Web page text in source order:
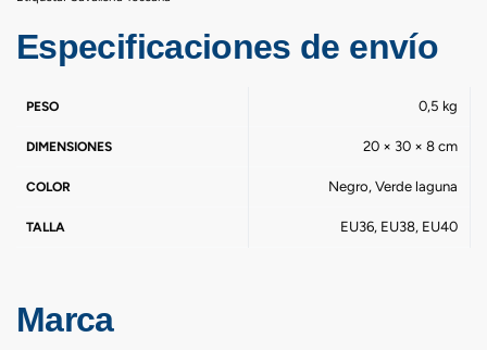
Especificaciones de envío
PESO 0,5 kg
DIMENSIONES 20 × 30 × 8 cm
COLOR Negro, Verde laguna
TALLA EU36, EU38, EU40
Marca